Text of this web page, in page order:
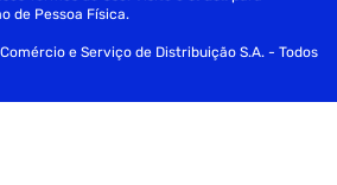
de Pessoa Física.
e Serviço de Distribuição S.A. - Todos